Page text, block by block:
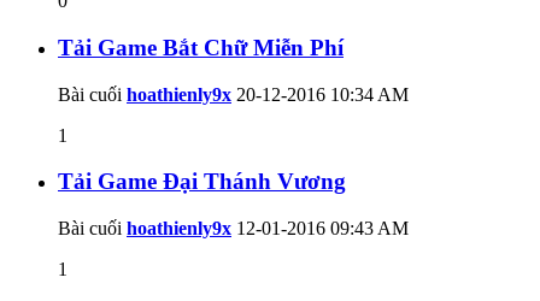
Tải Game Bắt Chữ Miễn Phí
Bài cuối hoathienly9x 20-12-2016 10:34 AM
1
Tải Game Đại Thánh Vương
Bài cuối hoathienly9x 12-01-2016 09:43 AM
1